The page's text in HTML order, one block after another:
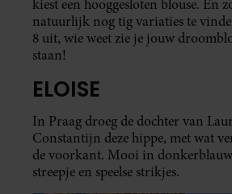
kiest een hooggesloten blouse. En
natuurlijk nog tig variaties te
8 uit, wie weet zie je jouw
staan!
ELOISE
In Praag droeg de dochter van
Constantijn deze hippe, met wat
de voorkant. Mooi in
streepje en speelse strikjes.